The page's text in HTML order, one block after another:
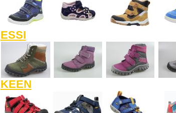
ESSI
KEEN